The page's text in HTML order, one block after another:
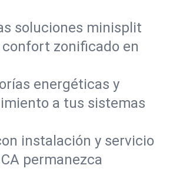
soluciones minisplit
zonificado en
energéticas y
a tus sistemas
instalación y servicio
permanezca